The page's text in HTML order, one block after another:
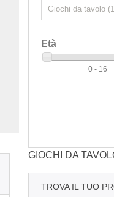
Età
0 - 16
GIOCHI DA
TROVA IL TUO